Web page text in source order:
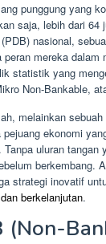
punggung yang
saja, lebih dari
nasional,
mereka dalam
statistik yang
Non-Bankable,
melainkan
ekonomi
uluran tangan
berkembang.
strategi inovatif
berkelanjutan.